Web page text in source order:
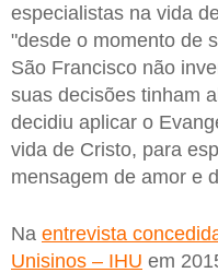
especialistas na vida
"desde o momento de
São Francisco não
suas decisões tinham
decidiu aplicar o
vida de Cristo, para
mensagem de amor e
Na entrevista
Unisinos – IHU em